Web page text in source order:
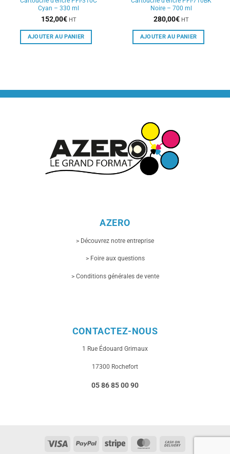
Cyan – 330 ml
152,00€ HT
AJOUTER AU PANIER
Noire – 700 ml
280,00€ HT
AJOUTER AU PANIER
AZERO
> Découvrez notre entreprise
> Foire aux questions
> Conditions générales de vente
CONTACTEZ-NOUS
1 Rue Édouard Grimaux
17300 Rochefort
05 86 85 00 90
Visa PayPal Stripe MasterCard